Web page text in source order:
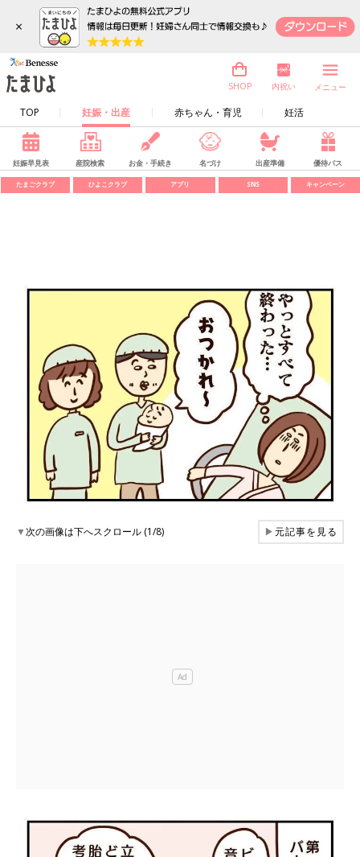
×
TOP 妊娠・出産 赤ちゃん・育児 妊活
SHOP 内祝い メニュー
妊娠早見表 産院検索 お金・手続き 名づけ 出産準備 優待パス
たまごクラブ ひよこクラブ アプリ SNS キャンペーン
▼次の画像は下へスクロール (1/8) ▶元記事を見る